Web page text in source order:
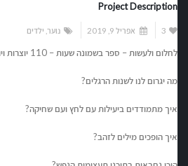
Project Description
3 אפריל 9, 2019 נוער,ילדים
לחלום ולעשות – ספר בשמונה שעות – 110 יוצרות ויוצרים
מה יגרום לנו לשנות הרגלים?
איך מתמודדים ביעילות עם לחץ ועם שחיקה?
איך הופכים מילים לזהב?